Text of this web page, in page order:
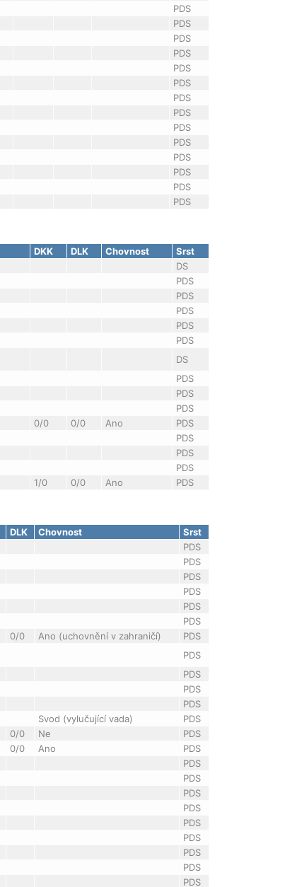
PDS
PDS
PDS
PDS
PDS
PDS
PDS
PDS
PDS
PDS
PDS
PDS
PDS
PDS
DKK DLK Chovnost
Srst
DS
PDS
PDS
PDS
PDS
PDS
DS
PDS
PDS
PDS
0/0 0/0 Ano
PDS
PDS
PDS
PDS
1/0 0/0 Ano PDS
DLK Chovnost
Srst
PDS
PDS
PDS
PDS
PDS
PDS
0/0 Ano (uchovnění v zahraničí)
PDS
PDS
PDS
PDS
PDS
Svod (vylučující vada)
PDS
0/0 Ne
PDS
0/0 Ano
PDS
PDS
PDS
PDS
PDS
PDS
PDS
PDS
PDS
PDS